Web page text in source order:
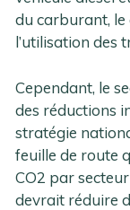
du carburant,
l’utilisation des
Cependant, le
des réductions
stratégie
feuille de route
CO2 par
devrait réduire